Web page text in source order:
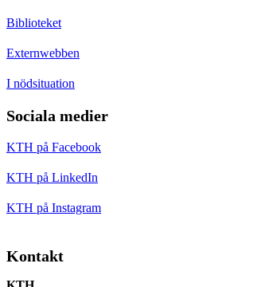
Biblioteket
Externwebben
I nödsituation
Sociala medier
KTH på Facebook
KTH på LinkedIn
KTH på Instagram
Kontakt